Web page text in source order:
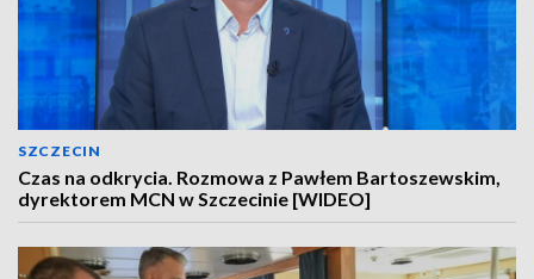
SZCZECIN
Czas na odkrycia. Rozmowa z Pawłem Bartoszewskim,
dyrektorem MCN w Szczecinie [WIDEO]